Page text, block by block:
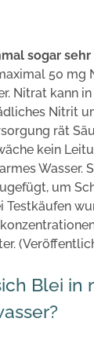
sogar
50 mg
Nitrat kann
Nitrit
rät
kein
Wasser.
um
Testkäufen
Blei in